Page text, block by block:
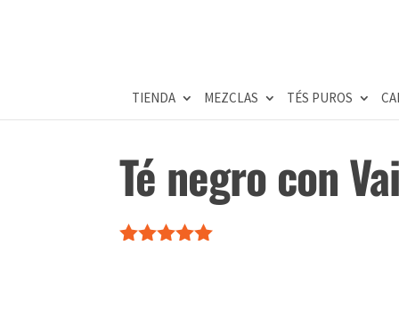
TIENDA MEZCLAS TÉS PUROS
Té negro con